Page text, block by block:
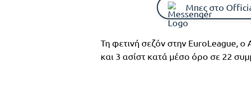
Μπες στο
Τη φετινή σεζόν στην EuroLeague,
και 3 ασίστ κατά μέσο όρο σε 22